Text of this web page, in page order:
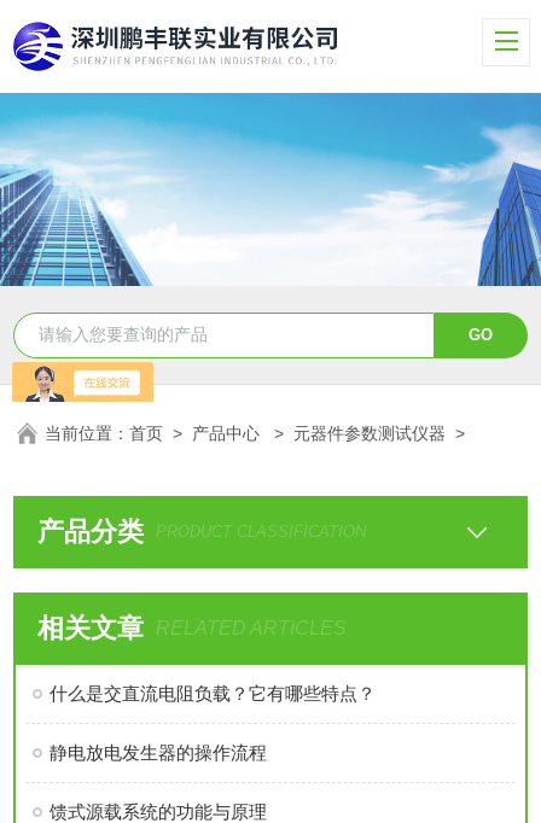
当前位置：首页 > 产品中心 > 元器件参数测试仪器 >
产品分类 PRODUCT CLASSIFICATION
相关文章 RELATED ARTICLES
什么是交直流电阻负载？它有哪些特点？
静电放电发生器的操作流程
馈式源载系统的功能与原理